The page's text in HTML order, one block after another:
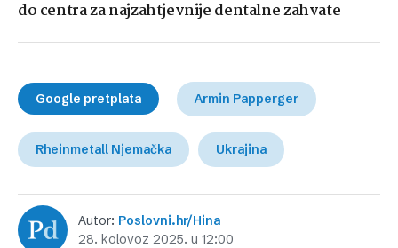
do centra za najzahtjevnije dentalne zahvate
Google pretplata Armin Papperger
Rheinmetall Njemačka Ukrajina
Autor: Poslovni.hr/Hina
28. kolovoz 2025. u 12:00